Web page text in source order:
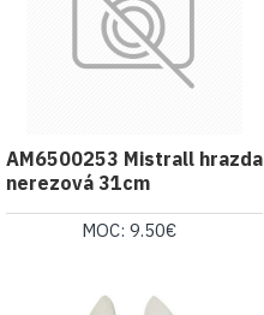
AM6500253 Mistrall hrazda
nerezová 31cm
MOC: 9.50€